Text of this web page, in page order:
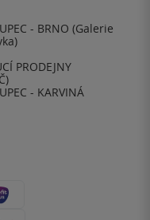
- BRNO (Galerie
PRODEJNY
- KARVINÁ